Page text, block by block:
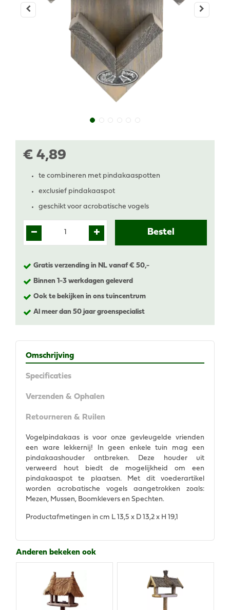
€ 4,89
te combineren met pindakaaspotten
exclusief pindakaaspot
geschikt voor acrobatische vogels
Gratis verzending in NL vanaf € 50,-
Binnen 1-3 werkdagen geleverd
Ook te bekijken in ons tuincentrum
Al meer dan 50 jaar groenspecialist
Omschrijving
Specificaties
Verzenden & Ophalen
Retourneren & Ruilen
Vogelpindakaas is voor onze gevleugelde vrienden
een ware lekkernij! In geen enkele tuin mag een
pindakaashouder ontbreken. Deze houder uit
verweerd hout biedt de mogelijkheid om een
pindakaaspot te plaatsen. Met dit voederartikel
worden acrobatische vogels aangetrokken zoals:
Mezen, Mussen, Boomklevers en Spechten.
Productafmetingen in cm L 13,5 x D 13,2 x H 19,1
Anderen bekeken ook